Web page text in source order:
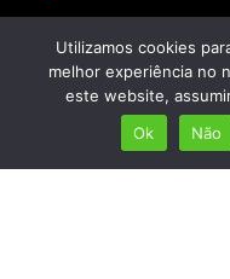
Mais de 2000
Presença em 8
Links úteis
Utilizamos cookies
melhor experiência no
este website,
Ok
Não